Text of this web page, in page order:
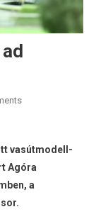
vasútmodell-
Agóra
a